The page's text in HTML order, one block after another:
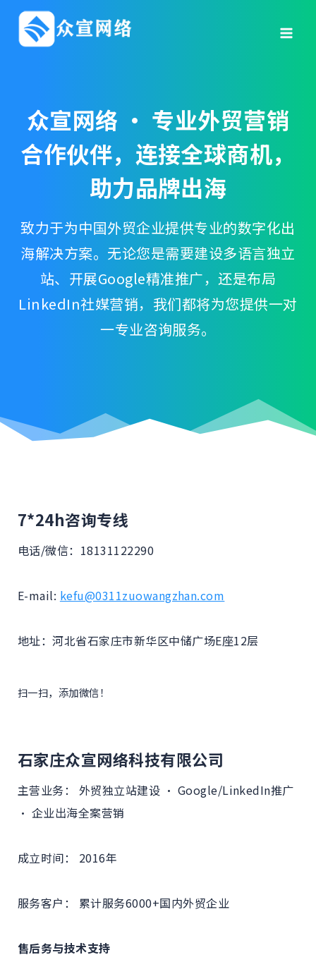
众宣网络 · 专业外贸营销
合作伙伴，连接全球商机，
助力品牌出海
致力于为中国外贸企业提供专业的数字化出
海解决方案。无论您是需要建设多语言独立
站、开展Google精准推广，还是布局
LinkedIn社媒营销，我们都将为您提供一对
一专业咨询服务。
7*24h咨询专线
电话/微信：18131122290
E-mail: kefu@0311zuowangzhan.com
地址：河北省石家庄市新华区中储广场E座12层
扫一扫，添加微信！
石家庄众宣网络科技有限公司
主营业务： 外贸独立站建设 · Google/LinkedIn推广
· 企业出海全案营销
成立时间： 2016年
服务客户： 累计服务6000+国内外贸企业
售后务与技术支持